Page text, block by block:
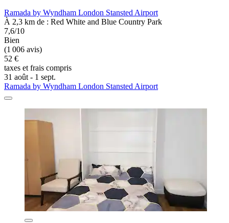
Ramada by Wyndham London Stansted Airport
À 2,3 km de : Red White and Blue Country Park
7,6/10
Bien
(1 006 avis)
52 €
taxes et frais compris
31 août - 1 sept.
Ramada by Wyndham London Stansted Airport